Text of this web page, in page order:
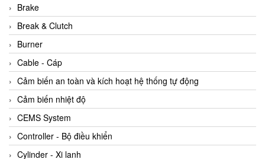
Brake
Break & Clutch
Burner
Cable - Cáp
Cảm biến an toàn và kích hoạt hệ thống tự động
Cảm biến nhiệt độ
CEMS System
Controller - Bộ điều khiển
Cylinder - Xi lanh